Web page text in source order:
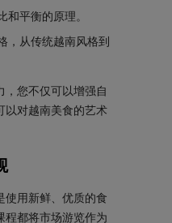
和平衡的原理。
，从传统越南风格到
，您不仅可以增强自
以对越南美食的艺术
使用新鲜、优质的食
程都将市场游览作为